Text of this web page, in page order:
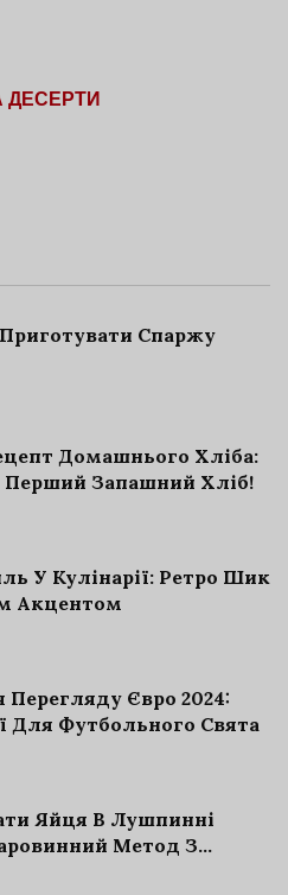
ДЕСЕРТИ
Приготувати Спаржу
Домашнього Хліба:
Перший Запашний Хліб!
У Кулінарії: Ретро Шик
Акцентом
Перегляду Євро 2024:
Для Футбольного Свята
Яйця В Лушпинні
Метод З
Нюансами